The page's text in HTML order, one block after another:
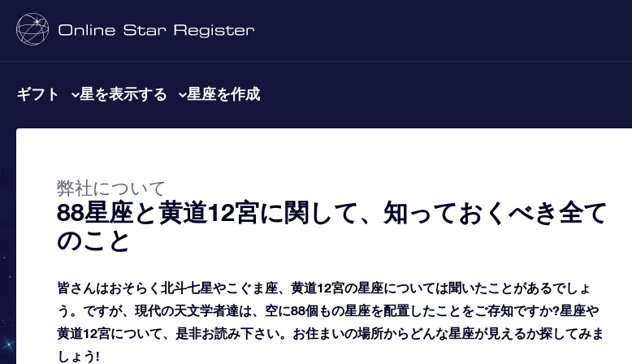
ギフト 星を表示する 星座を作成
弊社について
88星座と黄道12宮に関して、知っておくべき全て
のこと
皆さんはおそらく北斗七星やこぐま座、黄道12宮の星座については聞いたことがあるでしょ
う。ですが、現代の天文学者達は、空に88個もの星座を配置したことをご存知ですか?星座や
黄道12宮について、是非お読み下さい。お住まいの場所からどんな星座が見えるか探してみま
しょう!